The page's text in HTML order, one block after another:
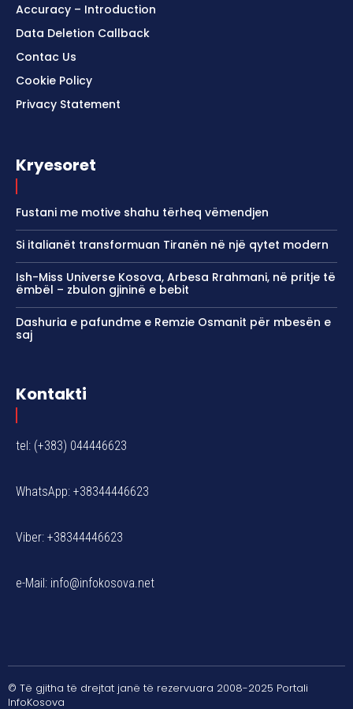
Accuracy – Introduction
Data Deletion Callback
Contac Us
Cookie Policy
Privacy Statement
Kryesoret
Fustani me motive shahu tërheq vëmendjen
Si italianët transformuan Tiranën në një qytet modern
Ish-Miss Universe Kosova, Arbesa Rrahmani, në pritje të
ëmbël – zbulon gjininë e bebit
Dashuria e pafundme e Remzie Osmanit për mbesën e
saj
Kontakti
tel: (+383) 044446623
WhatsApp: +38344446623
Viber: +38344446623
e-Mail: info@infokosova.net
© Të gjitha të drejtat janë të rezervuara 2008-2025 Portali
InfoKosova